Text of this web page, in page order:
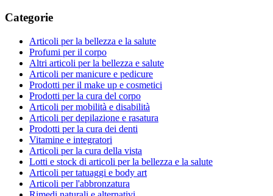
Categorie
Articoli per la bellezza e la salute
Profumi per il corpo
Altri articoli per la bellezza e salute
Articoli per manicure e pedicure
Prodotti per il make up e cosmetici
Prodotti per la cura del corpo
Articoli per mobilità e disabilità
Articoli per depilazione e rasatura
Prodotti per la cura dei denti
Vitamine e integratori
Articoli per la cura della vista
Lotti e stock di articoli per la bellezza e la salute
Articoli per tatuaggi e body art
Articoli per l'abbronzatura